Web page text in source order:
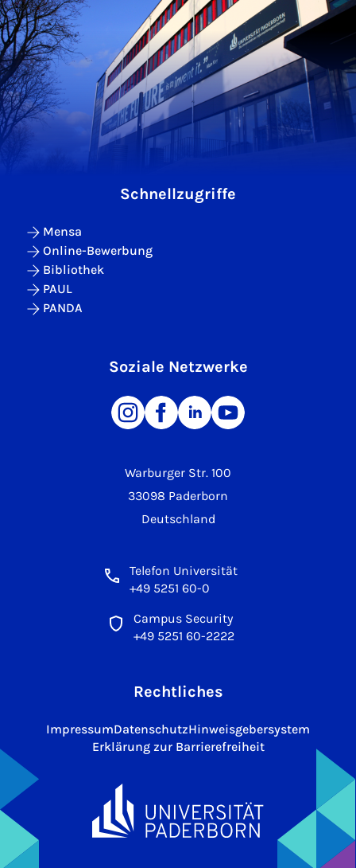
Warburger Str. 100
33098 Paderborn
Deutschland
Telefon Universität
+49 5251 60-0
Campus Security
+49 5251 60-2222
Schnellzugriffe
Mensa
Online-Bewerbung
Bibliothek
PAUL
PANDA
Soziale Netzwerke
Rechtliches
ImpressumDatenschutzHinweisgebersystem
Erklärung zur Barrierefreiheit